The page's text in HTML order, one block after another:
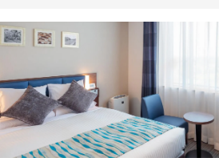
素泊まり 現地決済可 事前決済可
【早期割28】早期予約でオトクな